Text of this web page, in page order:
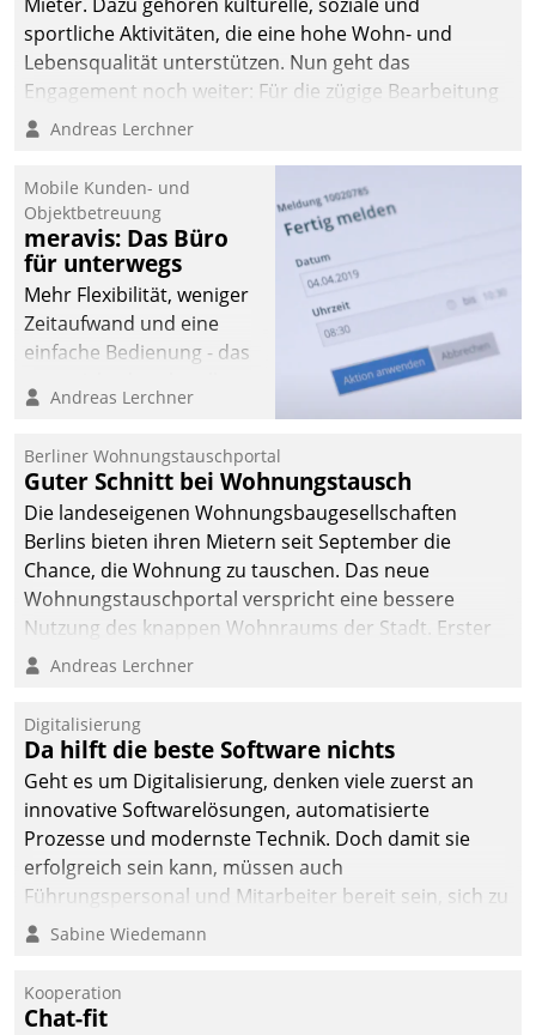
sportliche Aktivitäten, die eine hohe Wohn- und
Lebensqualität unterstützen. Nun geht das
Engagement noch weiter: Für die zügige Bearbeitung
von Beschwerden – oder Lob – richtet das
und Beschwerde-Management einen eigenen Kanal
ein.
Andreas Lerchner
Mobile Kunden- und
Objektbetreuung
meravis: Das Büro
für unterwegs
Mehr Flexibilität, weniger
Zeitaufwand und eine
einfache Bedienung - das
Cockpit für mobile
Datatrain. Die meravis
Wohnungsbau- und
Immobilien GmbH hat
sich dabei für den Betrieb
der Lösung über die SAP
Cloud Platform
entschieden - als erstes
Unternehmen am
Andreas Lerchner
Berliner Wohnungstauschportal
Guter Schnitt bei Wohnungstausch
Die landeseigenen Wohnungsbaugesellschaften
Berlins bieten ihren Mietern seit September die
Chance, die Wohnung zu tauschen. Das neue
Wohnungstauschportal verspricht eine bessere
Nutzung des knappen Wohnraums der Stadt. Erster
Anwendungsfall für Datatrains Lösung API-Hub mit
Unternehmen.
Andreas Lerchner
Digitalisierung
Da hilft die beste Software nichts
Geht es um Digitalisierung, denken viele zuerst an
innovative Softwarelösungen, automatisierte
Prozesse und modernste Technik. Doch damit sie
erfolgreich sein kann, müssen auch
Führungspersonal und Mitarbeiter bereit sein, sich zu
verändern und anzupassen, sonst werden sie an ihr
Sabine Wiedemann
Kooperation
Chat-fit